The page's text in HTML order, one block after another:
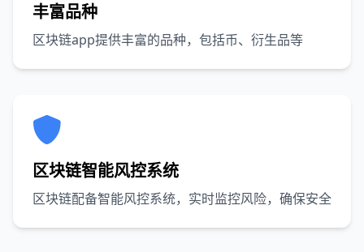
丰富品种
区块链app提供丰富的品种，包括币、衍生品等
区块链智能风控系统
区块链配备智能风控系统，实时监控风险，确保安全